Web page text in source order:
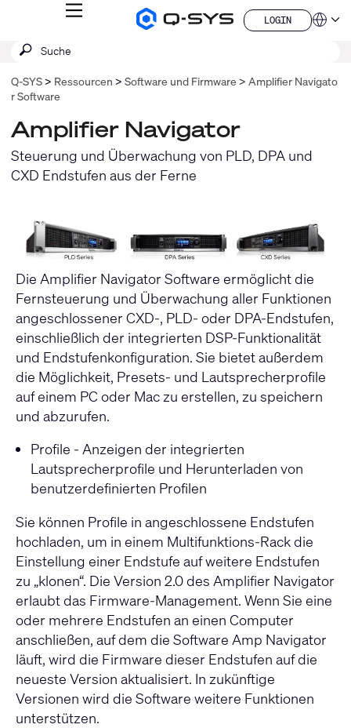
Q-
Homepage
MENÜ
LOGIN
LOGIN
QSYS.com (English)
Deutsch
Español
Français
日本語
한국어
China (中文)
Suche
SUCHE
Q‑SYS Ressourcen Software und Firmware
Amplifier Navigato
r Software
Amplifier Navigator
Steuerung und Überwachung von PLD, DPA und
CXD Endstufen aus der Ferne
Die Amplifier Navigator Software ermöglicht die
Fernsteuerung und Überwachung aller Funktionen
angeschlossener CXD-, PLD- oder DPA-Endstufen,
einschließlich der integrierten DSP-Funktionalität
und Endstufenkonfiguration. Sie bietet außerdem
die Möglichkeit, Presets- und Lautsprecherprofile
auf einem PC oder Mac zu erstellen, zu speichern
und abzurufen.
Profile - Anzeigen der integrierten
Lautsprecherprofile und Herunterladen von
benutzerdefinierten Profilen
Sie können Profile in angeschlossene Endstufen
hochladen, um in einem Multifunktions-Rack die
Einstellung einer Endstufe auf weitere Endstufen
zu „klonen“. Die Version 2.0 des Amplifier Navigator
erlaubt das Firmware-Management. Wenn Sie eine
oder mehrere Endstufen an einen Computer
anschließen, auf dem die Software Amp Navigator
läuft, wird die Firmware dieser Endstufen auf die
neueste Version aktualisiert. In zukünftige
Versionen wird die Software weitere Funktionen
unterstützen.